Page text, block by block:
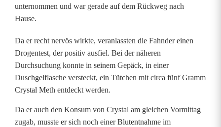
r
g
e
n
i
unternommen und war gerade auf dem Rückweg nach
Hause.
Da er recht nervös wirkte, veranlassten die Fahnder einen
Drogentest, der positiv ausfiel. Bei der näheren
Durchsuchung konnte in seinem Gepäck, in einer
Duschgelflasche versteckt, ein Tütchen mit circa fünf Gramm
Crystal Meth entdeckt werden.
Da er auch den Konsum von Crystal am gleichen Vormittag
zugab, musste er sich noch einer Blutentnahme im